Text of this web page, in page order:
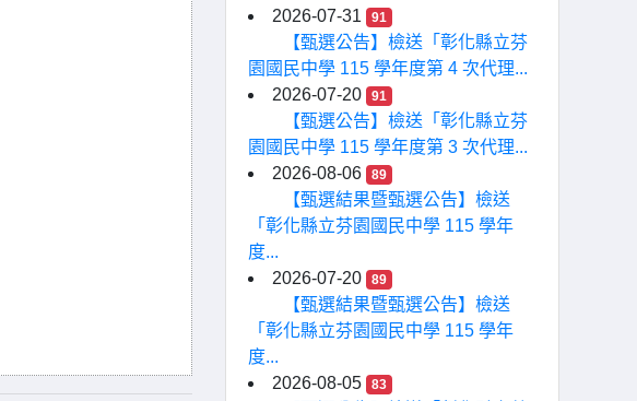
2026-07-31
91
【甄選公告】檢送「彰化縣立芬
園國民中學 115 學年度第 4 次代理...
2026-07-20
91
【甄選公告】檢送「彰化縣立芬
園國民中學 115 學年度第 3 次代理...
2026-08-06
89
【甄選結果暨甄選公告】檢送
「彰化縣立芬園國民中學 115 學年
度...
2026-07-20
89
【甄選結果暨甄選公告】檢送
「彰化縣立芬園國民中學 115 學年
度...
2026-08-05
83